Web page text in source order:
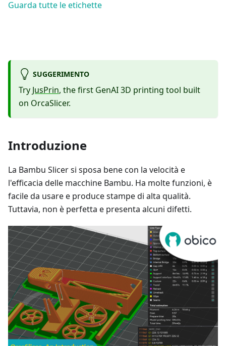
Guarda tutte le etichette
SUGGERIMENTO
Try JusPrin, the first GenAI 3D printing tool built
on OrcaSlicer.
Introduzione
La Bambu Slicer si sposa bene con la velocità e
l'efficacia delle macchine Bambu. Ha molte funzioni, è
facile da usare e produce stampe di alta qualità.
Tuttavia, non è perfetta e presenta alcuni difetti.